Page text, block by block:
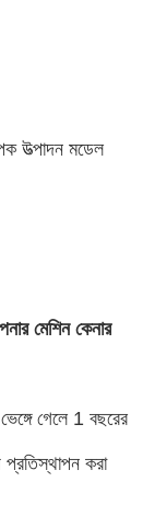
উত্পাদন মডেল
মেশিন কেনার
গেলে 1 বছরের
করা